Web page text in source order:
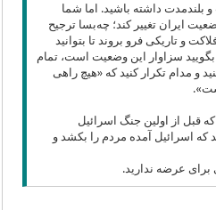
داشته باشید. اما شما
ایران تغییر کند؛ چه‌بسا ترجیح
و تاریکی فرو بروند تا بتوانید
سزاوار این وضعیت است، تمام
و مدام تکرار کنید که «هیچ راهی
قبل از اولین جنگ اسرائیل
که اسرائیل آمده مردم را بکشد و
عرضه ندارید.